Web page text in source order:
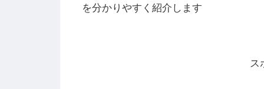
を分かりやすく紹介します
ス